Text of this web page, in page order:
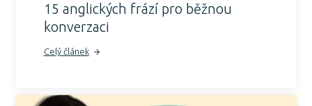
15 anglických frází pro běžnou
konverzaci
Celý článek